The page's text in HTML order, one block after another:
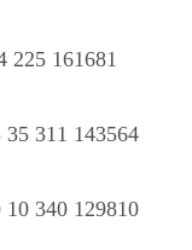
225 161681
311 143564
340 129810